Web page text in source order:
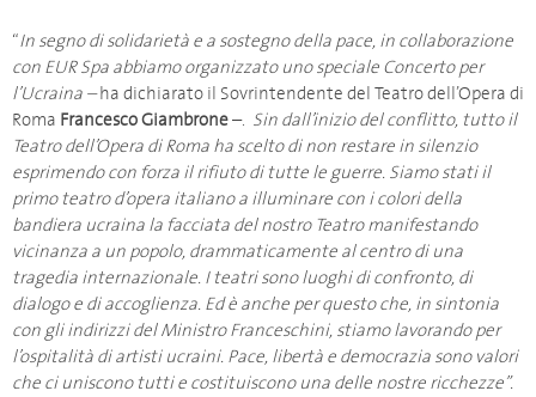
“In segno di solidarietà e a sostegno della pace, in collaborazione
con EUR Spa abbiamo organizzato uno speciale Concerto per
l’Ucraina –ha dichiarato il Sovrintendente del Teatro dell’Opera di
Roma Francesco Giambrone–. Sin dall’inizio del conflitto, tutto il
Teatro dell’Opera di Roma ha scelto di non restare in silenzio
esprimendo con forza il rifiuto di tutte le guerre. Siamo stati il
primo teatro d’opera italiano a illuminare con i colori della
bandiera ucraina la facciata del nostro Teatro manifestando
vicinanza a un popolo, drammaticamente al centro di una
tragedia internazionale. I teatri sono luoghi di confronto, di
dialogo e di accoglienza. Ed è anche per questo che, in sintonia
con gli indirizzi del Ministro Franceschini, stiamo lavorando per
l’ospitalità di artisti ucraini. Pace, libertà e democrazia sono valori
che ci uniscono tutti e costituiscono una delle nostre ricchezze”.